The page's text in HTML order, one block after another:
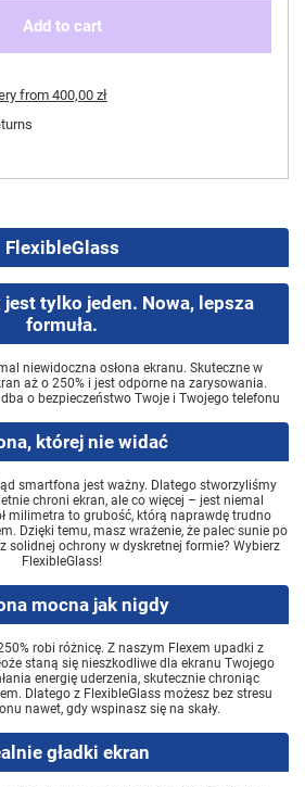
Add to cart
from 400,00 zł
FlexibleGlass
tylko jeden. Nowa, lepsza
formuła.
niewidoczna osłona ekranu. Skuteczne w
aż o 250% i jest odporne na zarysowania.
o bezpieczeństwo Twoje i Twojego telefonu
której nie widać
smartfona jest ważny. Dlatego stworzyliśmy
chroni ekran, ale co więcej – jest niemal
milimetra to grubość, którą naprawdę trudno
Dzięki temu, masz wrażenie, że palec sunie po
solidnej ochrony w dyskretnej formie? Wybierz
FlexibleGlass!
mocna jak nigdy
robi różnicę. Z naszym Flexem upadki z
staną się nieszkodliwe dla ekranu Twojego
energię uderzenia, skutecznie chroniąc
Dlatego z FlexibleGlass możesz bez stresu
nawet, gdy wspinasz się na skały.
gładki ekran